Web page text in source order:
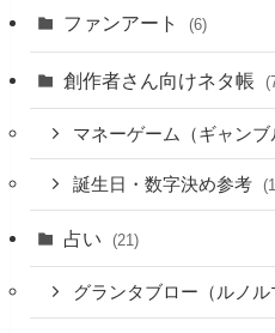
ファンアート (6)
創作者さん向けネタ帳
マネーゲーム（ギャンブ
誕生日・数字決め参考
占い (21)
グランタブロー（ルノル